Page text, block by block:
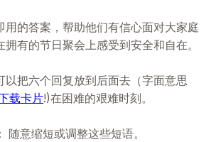
用的答案，帮助他们有信心面对大家庭
有的节日聚会上感受到安全和自在。
以把六个回复放到后面去（字面意思
载卡片!)在困难的艰难时刻。
随意缩短或调整这些短语。